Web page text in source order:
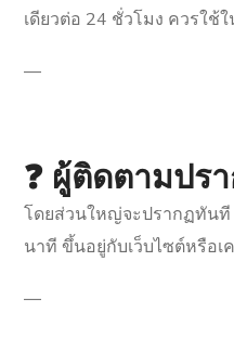
เดียวต่อ 24 ชั่วโมง ควรใช้
—
❓ ผู้ติดตามปร
โดยส่วนใหญ่จะปรากฏทันที
นาที ขึ้นอยู่กับเว็บไซต์หรือเ
—